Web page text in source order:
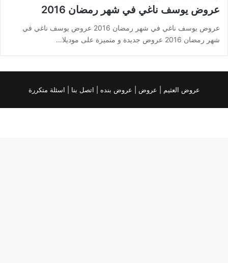
عروض يوسف ناغي في شهر رمضان 2016
عروض يوسف ناغي في شهر رمضان 2016 عروض يوسف ناغي في
شهر رمضان 2016 عروض جديدة و متميزة على موديلا…
عروض العثيم عروض عروض بنده | اتصل بنا | اسئلة متكررة